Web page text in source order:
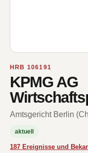
HRB 106191
KPMG AG
Amtsgericht Berlin
aktuell
187 Ereignisse und